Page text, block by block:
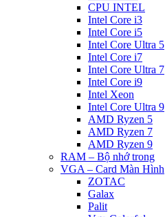
CPU INTEL
Intel Core i3
Intel Core i5
Intel Core Ultra 5
Intel Core i7
Intel Core Ultra 7
Intel Core i9
Intel Xeon
Intel Core Ultra 9
AMD Ryzen 5
AMD Ryzen 7
AMD Ryzen 9
RAM – Bộ nhớ trong
VGA – Card Màn Hình
ZOTAC
Galax
Palit